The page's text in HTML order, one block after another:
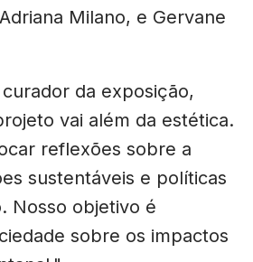
Milano, e Gervane
da exposição,
vai além da estética.
reflexões sobre a
sustentáveis e políticas
Nosso objetivo é
sobre os impactos